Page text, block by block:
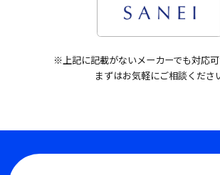
※上記に記載がないメーカーでも対応
まずはお気軽にご相談くださ